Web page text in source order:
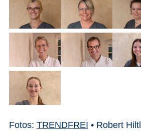
Fotos: TRENDFREI • Robert Hiltl